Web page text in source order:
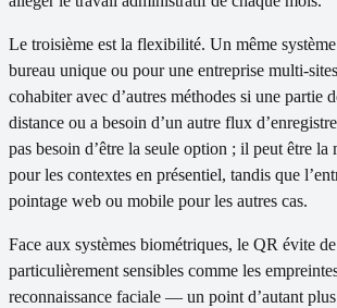
Le troisième est la flexibilité. Un même
bureau unique ou pour une entreprise multi-
cohabiter avec d’autres méthodes si une partie
distance ou a besoin d’un autre flux
pas besoin d’être la seule option ; il peut être la
pour les contextes en présentiel, tandis que
pointage web ou mobile pour les autres cas.
Face aux systèmes biométriques, le QR évite
particulièrement sensibles comme les
reconnaissance faciale — un point d’autant